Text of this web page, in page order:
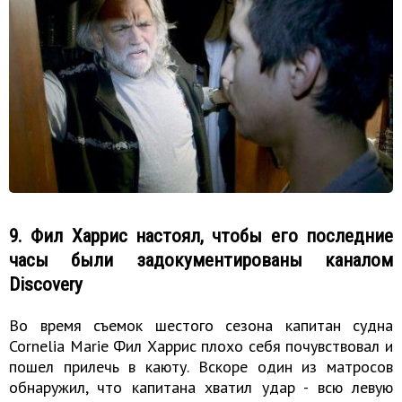
9. Фил Харрис настоял, чтобы его последние
часы были задокументированы каналом
Discovery
Во время съемок шестого сезона капитан судна
Cornelia Marie Фил Харрис плохо себя почувствовал и
пошел прилечь в каюту. Вскоре один из матросов
обнаружил, что капитана хватил удар - всю левую